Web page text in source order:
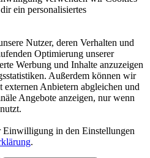
ein personalisiertes
Nutzer, deren Verhalten und
Optimierung unserer
Werbung und Inhalte anzuzeigen
Außerdem können wir
externen Anbietern abgleichen und
Angebote anzeigen, nur wenn
in den Einstellungen
.